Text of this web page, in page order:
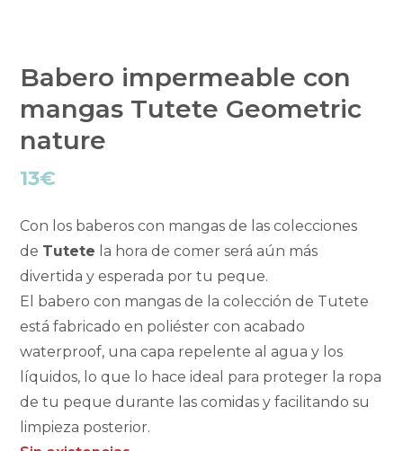
Babero impermeable con
mangas Tutete Geometric
nature
13€
Con los baberos con mangas de las colecciones
de Tutete la hora de comer será aún más
divertida y esperada por tu peque.
El babero con mangas de la colección de Tutete
está fabricado en poliéster con acabado
waterproof, una capa repelente al agua y los
líquidos, lo que lo hace ideal para proteger la ropa
de tu peque durante las comidas y facilitando su
limpieza posterior.